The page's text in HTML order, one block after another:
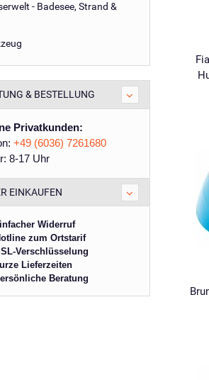
- Badesee, Strand &
& BESTELLUNG
Privatkunden:
+49 (6036) 7261680
8-17 Uhr
EINKAUFEN
Widerruf
zum Ortstarif
Verschlüsselung
Lieferzeiten
Beratung